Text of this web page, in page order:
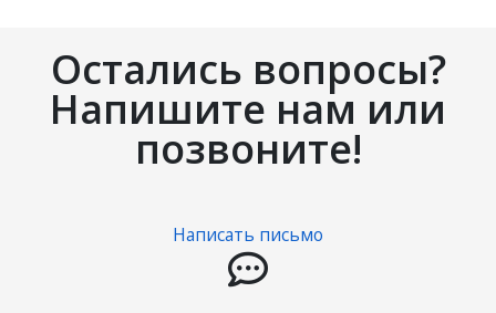
Остались вопросы?
Напишите нам или
позвоните!
Написать письмо